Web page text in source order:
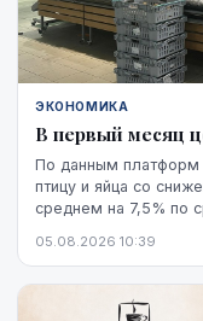
ЭКОНОМИКА
В первый месяц
По данным платформ
птицу и яйца со
среднем на 7,5% по
данный момент - до
05.08.2026 10:39